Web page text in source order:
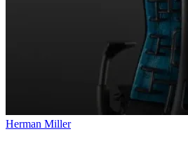
Herman Miller